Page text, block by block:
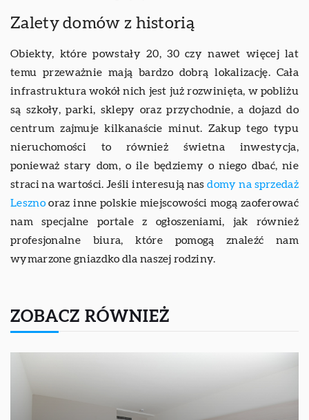
Zalety domów z historią
Obiekty, które powstały 20, 30 czy nawet więcej lat
temu przeważnie mają bardzo dobrą lokalizację. Cała
infrastruktura wokół nich jest już rozwinięta, w pobliżu
są szkoły, parki, sklepy oraz przychodnie, a dojazd do
centrum zajmuje kilkanaście minut. Zakup tego typu
nieruchomości to również świetna inwestycja,
ponieważ stary dom, o ile będziemy o niego dbać, nie
straci na wartości. Jeśli interesują nasdomy na sprzedaż
Lesznooraz inne polskie miejscowości mogą zaoferować
nam specjalne portale z ogłoszeniami, jak również
profesjonalne biura, które pomogą znaleźć nam
wymarzone gniazdko dla naszej rodziny.
ZOBACZ RÓWNIEŻ